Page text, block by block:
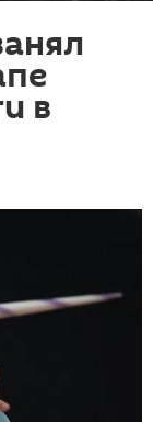
в